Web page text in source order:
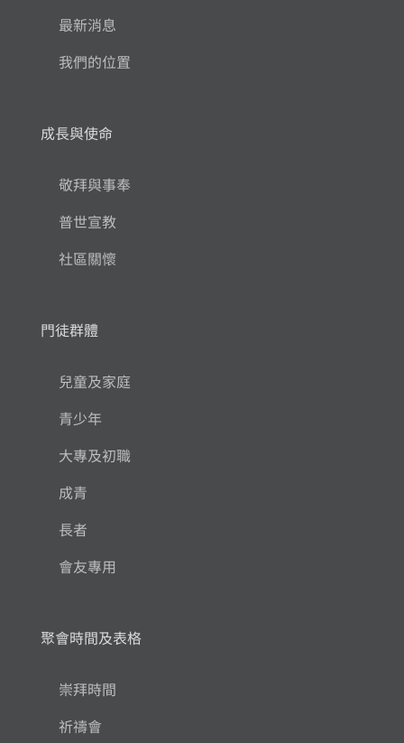
最新消息
我們的位置
成長與使命
敬拜與事奉
普世宣教
社區關懷
門徒群體
兒童及家庭
青少年
大專及初職
成青
長者
會友專用
聚會時間及表格
崇拜時間
祈禱會